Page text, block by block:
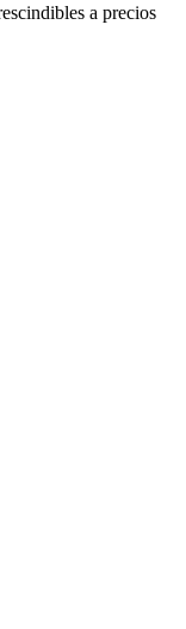
a precios